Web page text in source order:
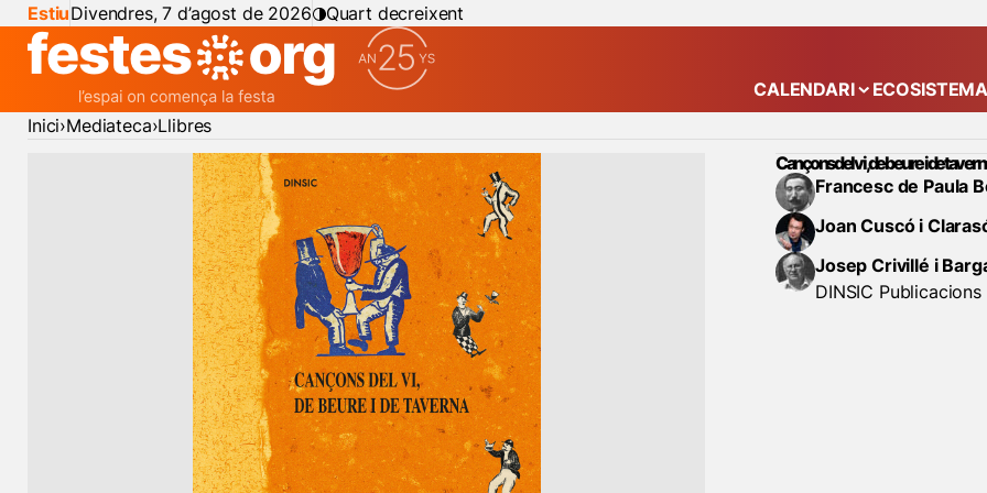
EstiuDivendres, 7 d’agost de 2026 Quart decreixent
CALENDARI Mostra el
ECOSISTEMA
Inici Mediateca Llibres
Cançons del vi, de beure i de
Francesc de Paula
Joan Cuscó i
Josep Crivillé i
DINSIC Publicacions